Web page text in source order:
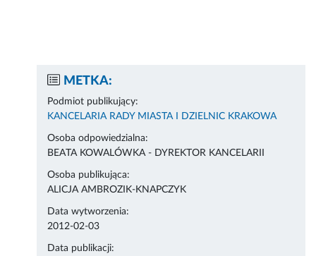
METKA:
Podmiot publikujący:
KANCELARIA RADY MIASTA I DZIELNIC KRAKOWA
Osoba odpowiedzialna:
BEATA KOWALÓWKA - DYREKTOR KANCELARII
Osoba publikująca:
ALICJA AMBROZIK-KNAPCZYK
Data wytworzenia:
2012-02-03
Data publikacji: